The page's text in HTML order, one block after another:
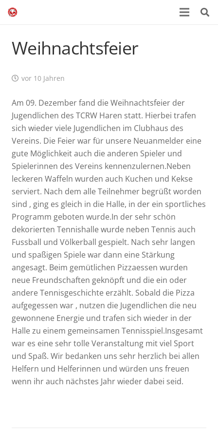
Weihnachtsfeier
vor 10 Jahren
Am 09. Dezember fand die Weihnachtsfeier der
Jugendlichen des TCRW Haren statt. Hierbei trafen
sich wieder viele Jugendlichen im Clubhaus des
Vereins. Die Feier war für unsere Neuanmelder eine
gute Möglichkeit auch die anderen Spieler und
Spielerinnen des Vereins kennenzulernen.Neben
leckeren Waffeln wurden auch Kuchen und Kekse
serviert. Nach dem alle Teilnehmer begrüßt worden
sind , ging es gleich in die Halle, in der ein sportliches
Programm geboten wurde.In der sehr schön
dekorierten Tennishalle wurde neben Tennis auch
Fussball und Völkerball gespielt. Nach sehr langen
und spaßigen Spiele war dann eine Stärkung
angesagt. Beim gemütlichen Pizzaessen wurden
neue Freundschaften geknöpft und die ein oder
andere Tennisgeschichte erzählt. Sobald die Pizza
aufgegessen war , nutzen die Jugendlichen die neu
gewonnene Energie und trafen sich wieder in der
Halle zu einem gemeinsamen Tennisspiel.Insgesamt
war es eine sehr tolle Veranstaltung mit viel Sport
und Spaß. Wir bedanken uns sehr herzlich bei allen
Helfern und Helferinnen und würden uns freuen
wenn ihr auch nächstes Jahr wieder dabei seid.